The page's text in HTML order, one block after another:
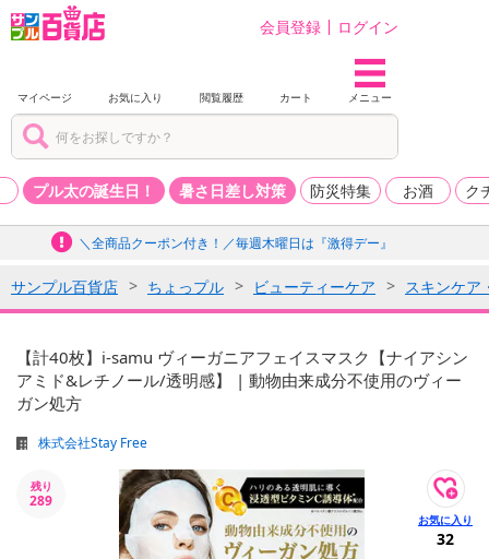
会員登録 ログイン
マイページ お気に入り 閲覧履歴 カート メニュー
プル太の誕生日！ 暑さ日差し対策 防災特集 お酒 ク
＼全商品クーポン付き！／毎週木曜日は『激得デー』
サンプル百貨店 ちょっプル ビューティーケア スキンケア
【計40枚】i-samu ヴィーガニアフェイスマスク【ナイアシン
アミド&レチノール/透明感】 | 動物由来成分不使用のヴィー
ガン処方
株式会社Stay Free
残り
289
32